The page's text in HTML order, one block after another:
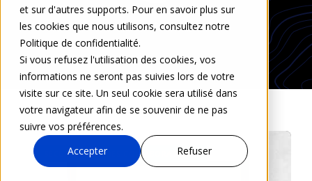
et sur d'autres supports. Pour en savoir plus sur
les cookies que nous utilisons, consultez notre
Politique de confidentialité.
Si vous refusez l'utilisation des cookies, vos
informations ne seront pas suivies lors de votre
visite sur ce site. Un seul cookie sera utilisé dans
votre navigateur afin de se souvenir de ne pas
suivre vos préférences.
Accepter
Refuser
Lisa Caillac
SÉCURISATION DES COLLABORATIONS